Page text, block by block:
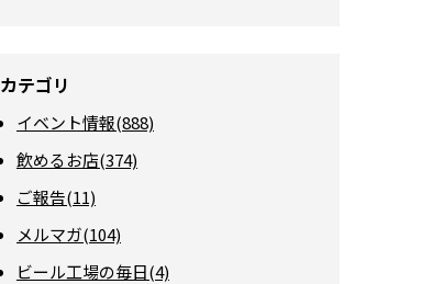
カテゴリ
イベント情報(888)
飲めるお店(374)
ご報告(11)
メルマガ(104)
ビール工場の毎日(4)